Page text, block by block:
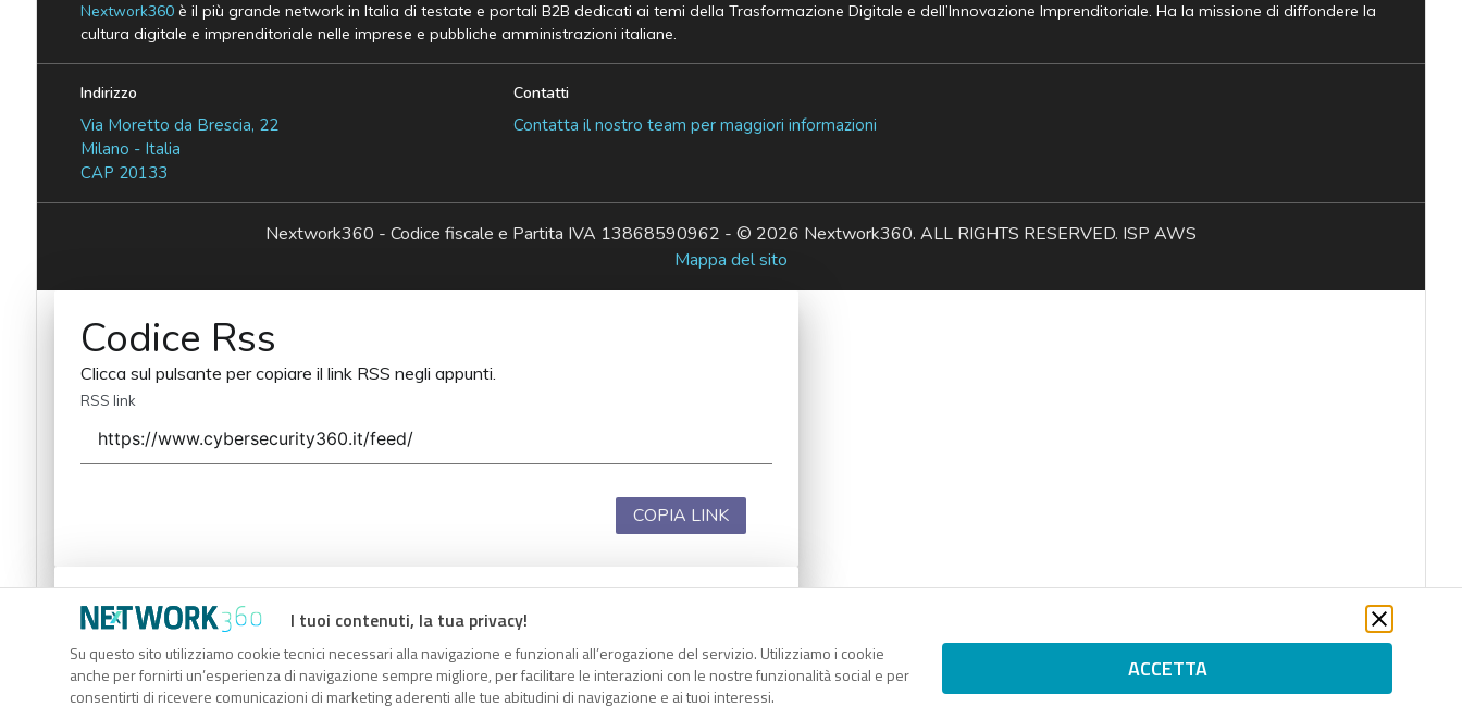
I tuoi contenuti, la tua privacy!
Su questo sito utilizziamo cookie tecnici necessari alla navigazione e funzionali all’erogazione del servizio. Utilizziamo i cookie
anche per fornirti un’esperienza di navigazione sempre migliore, per facilitare le interazioni con le nostre funzionalità social e per
consentirti di ricevere comunicazioni di marketing aderenti alle tue abitudini di navigazione e ai tuoi interessi.
ACCETTA
Nextwork360è il più grande network in Italia di testate e portali B2B dedicati ai temi della Trasformazione Digitale e dell’Innovazione Imprenditoriale. Ha la missione di diffondere la
cultura digitale e imprenditoriale nelle imprese e pubbliche amministrazioni italiane.
Indirizzo
Via Moretto da Brescia, 22
Milano - Italia
CAP 20133
Contatti
Contatta il nostro team per maggiori informazioni
Nextwork360 - Codice fiscale e Partita IVA 13868590962 - © 2026 Nextwork360. ALL RIGHTS RESERVED. ISP AWS
Mappa del sito
Codice Rss
Clicca sul pulsante per copiare il link RSS negli appunti.
RSS link
COPIA LINK
Codice Rss
Clicca sul pulsante per copiare il link RSS negli appunti.
RSS link